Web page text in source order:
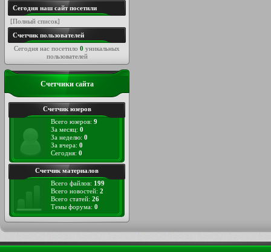
Сегодня наш сайт посетили
[Полный список]
Счетчик пользователей
Сегодня нас посетило 0 уникальных
пользователей
Счетчики сайта
Счетчик юзеров
Всего юзеров: 9
За месяц: 0
За неделю: 0
За вчера: 0
Сегодня: 0
Счетчик материалов
Всего файлов: 199
Всего новостей: 2
Всего статей: 26
Темы форума: 0